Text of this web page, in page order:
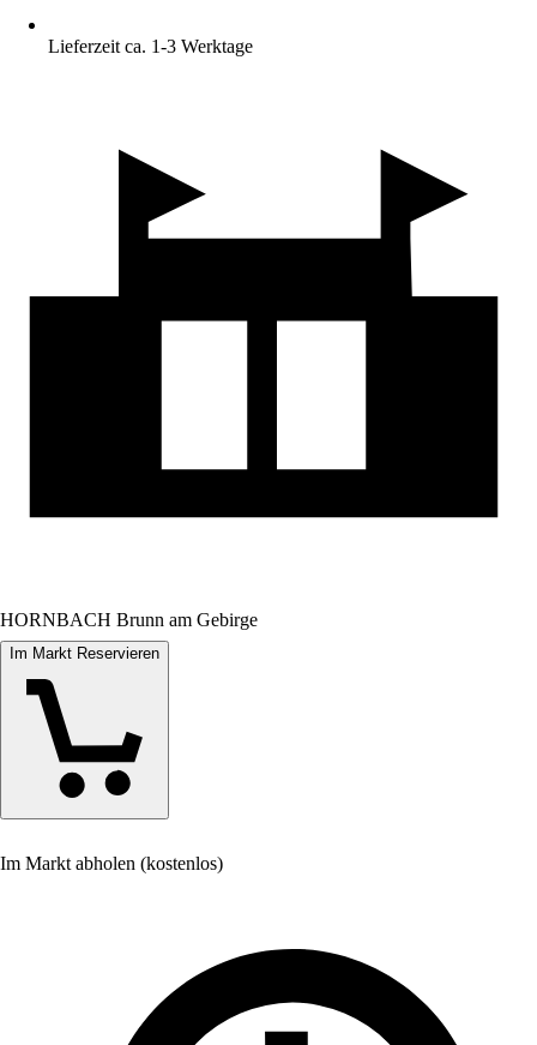
Lieferzeit ca. 1-3 Werktage
HORNBACH Brunn am Gebirge
Im Markt Reservieren
Im Markt abholen (kostenlos)